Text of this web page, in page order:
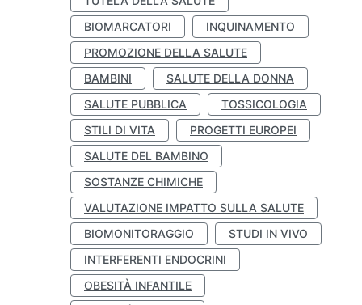
BIOMARCATORI
INQUINAMENTO
PROMOZIONE DELLA SALUTE
BAMBINI
SALUTE DELLA DONNA
SALUTE PUBBLICA
TOSSICOLOGIA
STILI DI VITA
PROGETTI EUROPEI
SALUTE DEL BAMBINO
SOSTANZE CHIMICHE
VALUTAZIONE IMPATTO SULLA SALUTE
BIOMONITORAGGIO
STUDI IN VIVO
INTERFERENTI ENDOCRINI
OBESITÀ INFANTILE